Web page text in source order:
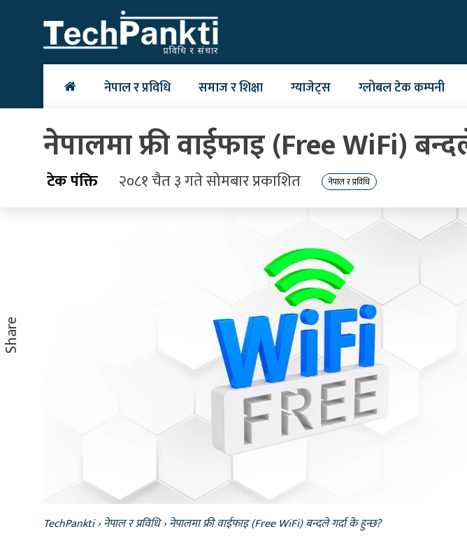
content
नेपाल र प्रविधि समाज र शिक्षा ग्याजेट्स ग्लोबल टेक कम्पनी
नेपालमा फ्री वाईफाइ (Free WiFi)
टेक पंक्ति २०८१ चैत ३ गते सोमबार प्रकाशित नेपाल र प्रविधि
TechPankti›नेपाल र प्रविधि›नेपालमा फ्री वाईफाइ (Free WiFi) बन्दले गर्दा के हुन्छ?